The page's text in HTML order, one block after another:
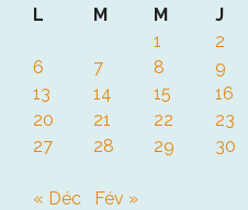
L
M M J
1
2
6
7 8 9
13
14 15 16
20
21 22 23
27
28 29 30
« Déc Fév »